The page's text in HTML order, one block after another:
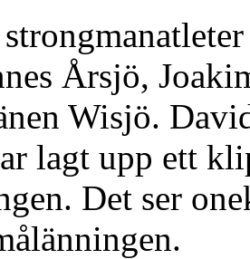
Årsjö,
Wisjö.
lagt upp ett
Det ser